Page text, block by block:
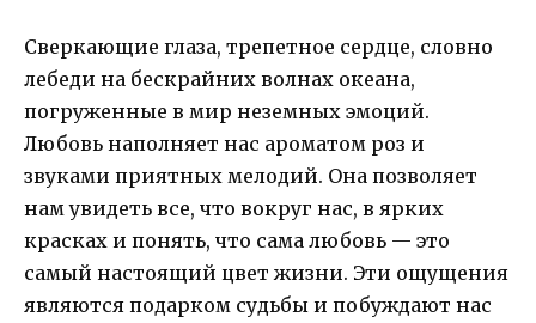
Сверкающие глаза, трепетное сердце, словно
лебеди на бескрайних волнах океана,
погруженные в мир неземных эмоций.
Любовь наполняет нас ароматом роз и
звуками приятных мелодий. Она позволяет
нам увидеть все, что вокруг нас, в ярких
красках и понять, что сама любовь — это
самый настоящий цвет жизни. Эти ощущения
являются подарком судьбы и побуждают нас